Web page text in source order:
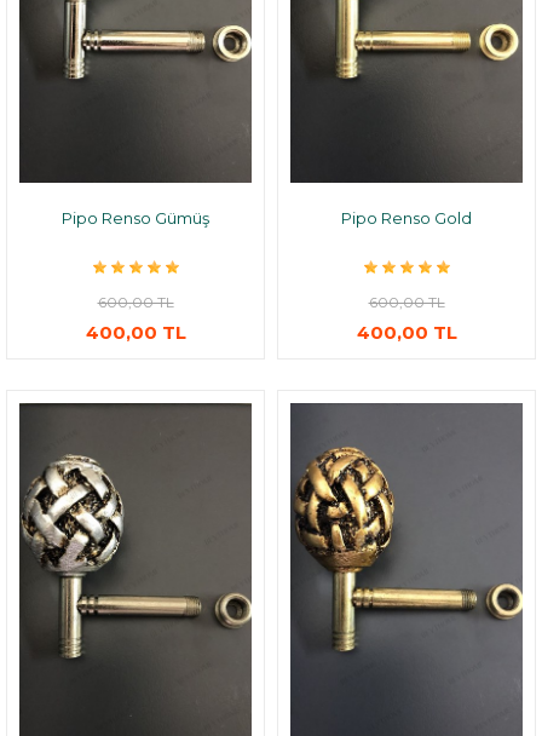
Pipo Renso Gümüş
600,00 TL
400,00 TL
Pipo Renso Gold
600,00 TL
400,00 TL